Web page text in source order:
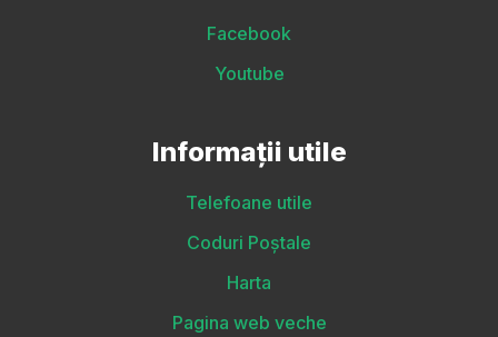
Facebook
Youtube
Informații utile
Telefoane utile
Coduri Poștale
Harta
Pagina web veche